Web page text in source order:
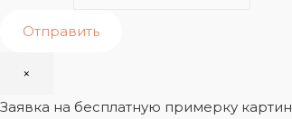
Отправить
×
Заявка на бесплатную примерку картин